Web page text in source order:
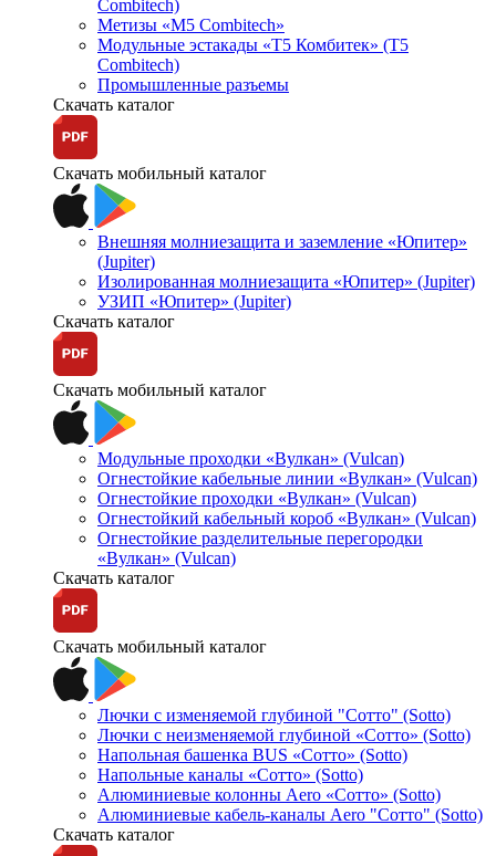
Combitech)
Метизы «M5 Combitech»
Модульные эстакады «Т5 Комбитек» (T5
Combitech)
Промышленные разъемы
Скачать каталог
Скачать мобильный каталог
Внешняя молниезащита и заземление «Юпитер»
(Jupiter)
Изолированная молниезащита «Юпитер» (Jupiter)
УЗИП «Юпитер» (Jupiter)
Скачать каталог
Скачать мобильный каталог
Модульные проходки «Вулкан» (Vulcan)
Огнестойкие кабельные линии «Вулкан» (Vulcan)
Огнестойкие проходки «Вулкан» (Vulcan)
Огнестойкий кабельный короб «Вулкан» (Vulcan)
Огнестойкие разделительные перегородки
«Вулкан» (Vulcan)
Скачать каталог
Скачать мобильный каталог
Лючки с изменяемой глубиной "Сотто" (Sotto)
Лючки с неизменяемой глубиной «Сотто» (Sotto)
Напольная башенка BUS «Сотто» (Sotto)
Напольные каналы «Сотто» (Sotto)
Алюминиевые колонны Aero «Сотто» (Sotto)
Алюминиевые кабель-каналы Aero "Сотто" (Sotto)
Скачать каталог